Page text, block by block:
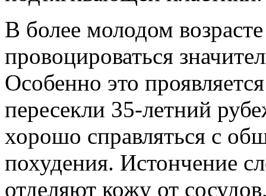
В более молодом
провоцироваться
Особенно это
пересекли 35-летний
хорошо справляться с
похудения. Истончение
отделяют кожу от